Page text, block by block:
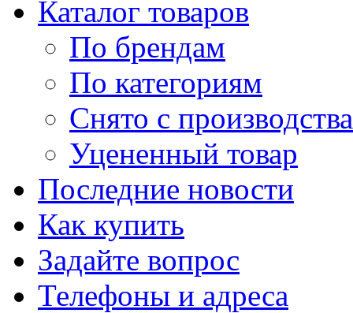
Каталог товаров
По брендам
По категориям
Снято с производства
Уцененный товар
Последние новости
Как купить
Задайте вопрос
Телефоны и адреса